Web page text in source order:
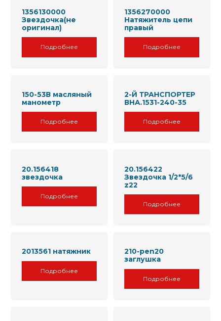
1356130000
Звездочка(не
оригинал)
Подробнее
1356270000
Натяжитель цепи
правый
Подробнее
150-53В масляный
манометр
Подробнее
2-Й ТРАНСПОРТЕР
ВНА.1531-240-35
Подробнее
20.156418
звездочка
Подробнее
20.156422
Звездочка 1/2*5/6
z22
Подробнее
2013561 натяжник
Подробнее
210-pen20
заглушка
Подробнее